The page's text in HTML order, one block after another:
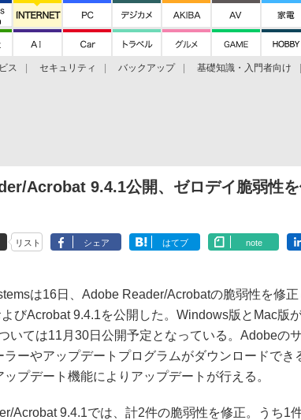
ス セキュリティ バックアップ 基礎知識・入門者向け
Acrobat 9.4.1公開、ゼロデイ脆弱性
リスト シェア はてブ note
は16日、Adobe Reader/Acrobatの脆弱性を修
びAcrobat 9.4.1を公開した。Windows版とMac版
いては11月30日公開予定となっている。Adobeの
ラーやアップデートプログラムがダウンロードでき
プデート機能によりアップデートが行える。
Acrobat 9.4.1では、計2件の脆弱性を修正。うち1